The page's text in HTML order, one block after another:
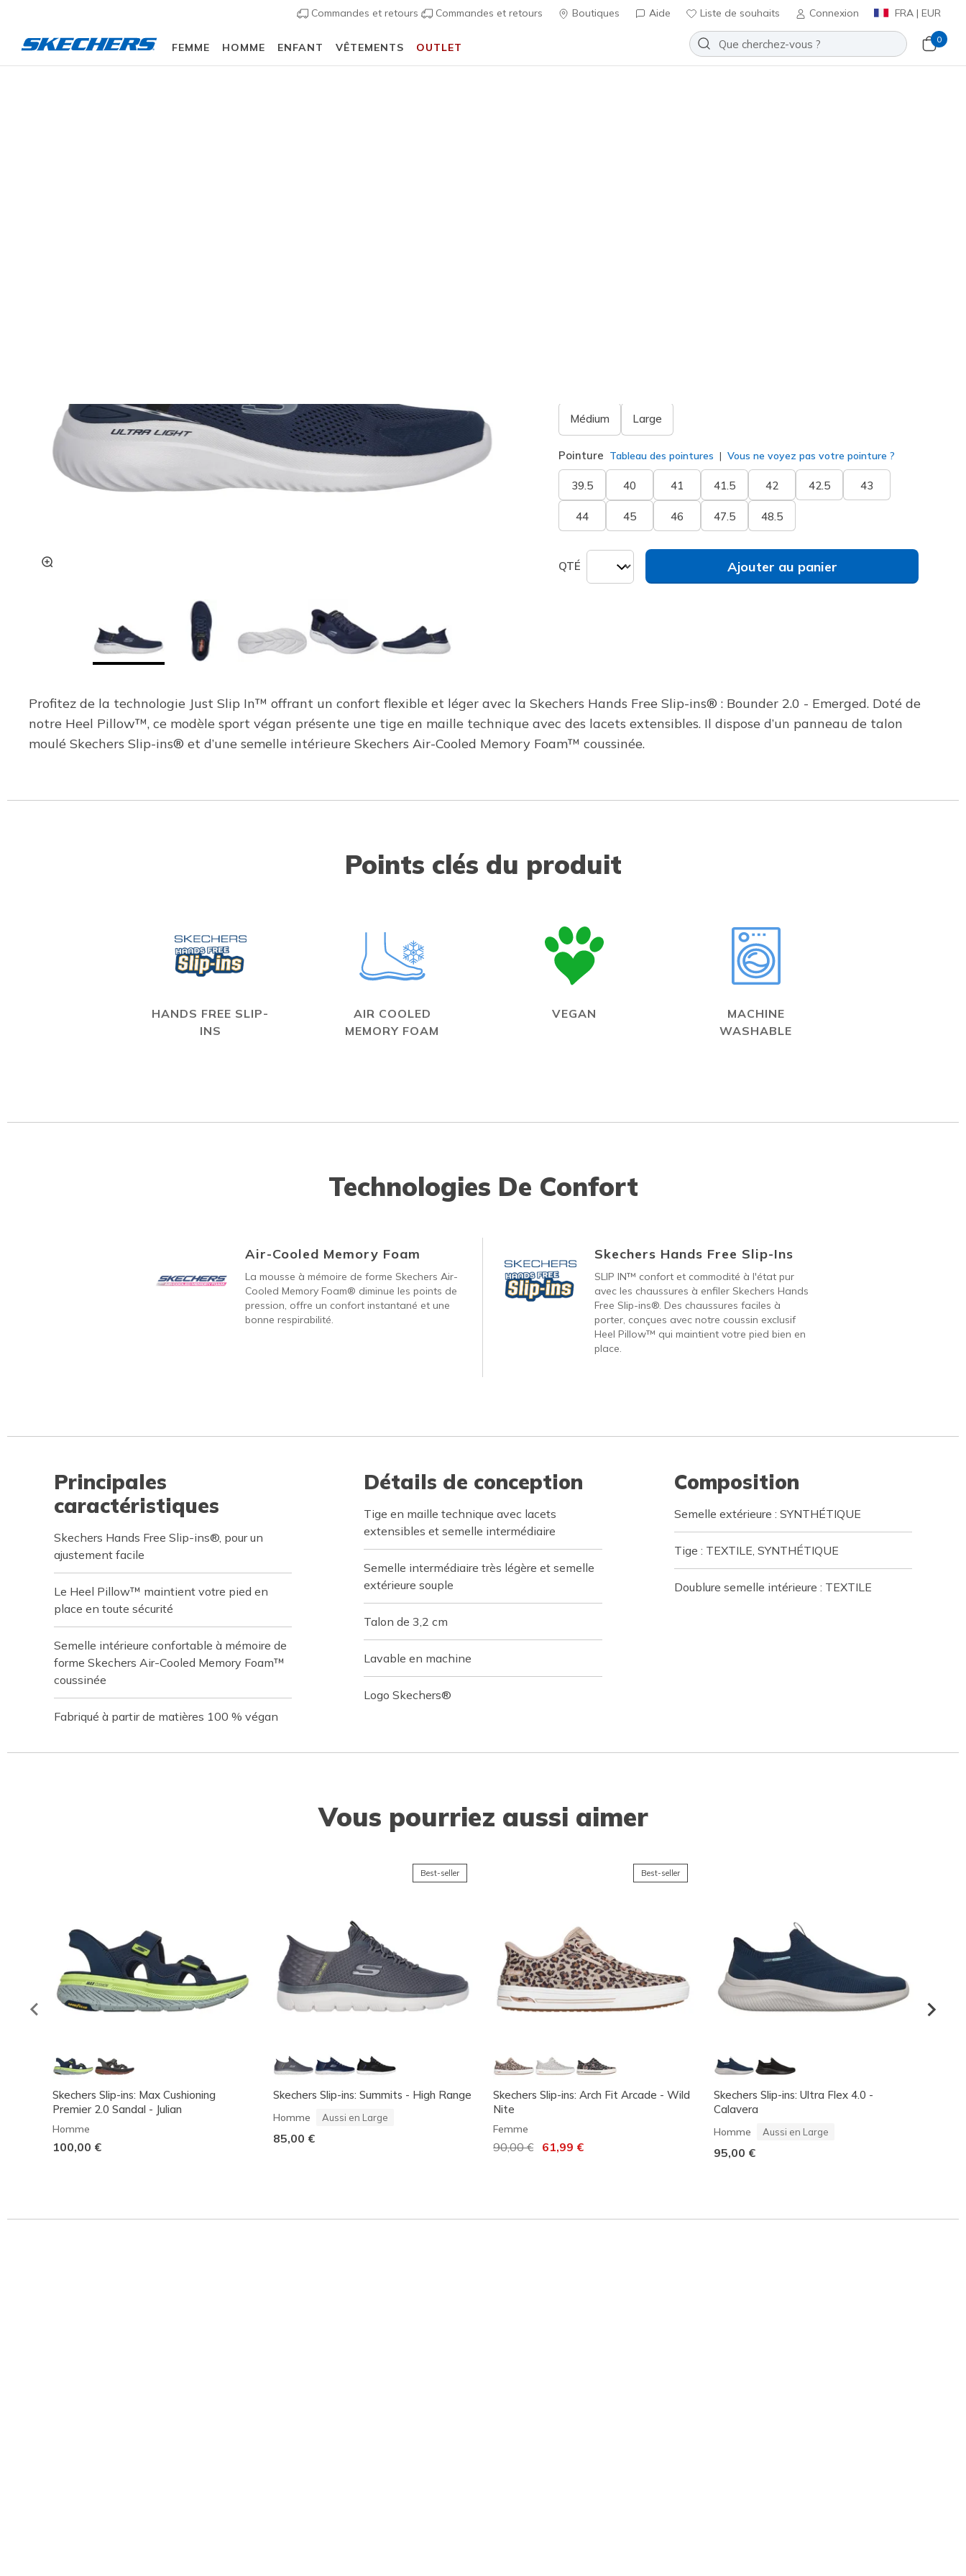
Commandes et retours Commandes et retours Boutiques Aide Liste de souhaits Connexion FRA | EUR
FEMME HOMME ENFANT VÊTEMENTS OUTLET
0
Médium Large
Pointure Tableau des pointures Vous ne voyez pas votre pointure ?
39.5 40 41 41.5 42 42.5 43
44 45 46 47.5 48.5
QTÉ Ajouter au panier
Profitez de la technologie Just Slip In™ offrant un confort flexible et léger avec la Skechers Hands Free Slip-ins® : Bounder 2.0 - Emerged. Doté de
notre Heel Pillow™, ce modèle sport végan présente une tige en maille technique avec des lacets extensibles. Il dispose d’un panneau de talon
moulé Skechers Slip-ins® et d’une semelle intérieure Skechers Air-Cooled Memory Foam™ coussinée.
Points clés du produit
HANDS FREE SLIP-
INS
AIR COOLED
MEMORY FOAM
VEGAN
MACHINE
WASHABLE
Technologies De Confort
Air-Cooled Memory Foam
La mousse à mémoire de forme Skechers Air-
Cooled Memory Foam® diminue les points de
pression, offre un confort instantané et une
bonne respirabilité.
Skechers Hands Free Slip-Ins
SLIP IN™ confort et commodité à l'état pur
avec les chaussures à enfiler Skechers Hands
Free Slip-ins®. Des chaussures faciles à
porter, conçues avec notre coussin exclusif
Heel Pillow™ qui maintient votre pied bien en
place.
Principales
caractéristiques
Skechers Hands Free Slip-ins®, pour un
ajustement facile
Le Heel Pillow™ maintient votre pied en
place en toute sécurité
Semelle intérieure confortable à mémoire de
forme Skechers Air-Cooled Memory Foam™
coussinée
Fabriqué à partir de matières 100 % végan
Détails de conception
Tige en maille technique avec lacets
extensibles et semelle intermédiaire
Semelle intermédiaire très légère et semelle
extérieure souple
Talon de 3,2 cm
Lavable en machine
Logo Skechers®
Composition
Semelle extérieure : SYNTHÉTIQUE
Tige : TEXTILE, SYNTHÉTIQUE
Doublure semelle intérieure : TEXTILE
Vous pourriez aussi aimer
Skechers Slip-ins: Max Cushioning
Premier 2.0 Sandal - Julian
Homme
100,00 €
Best-seller
Skechers Slip-ins: Summits - High Range
Homme Aussi en Large
85,00 €
Best-seller
Skechers Slip-ins: Arch Fit Arcade - Wild
Nite
Femme
Prix réduit de
90,00 € 61,99 €
Skechers Slip-ins: Ultra Flex 4.0 -
Calavera
Homme Aussi en Large
95,00 €